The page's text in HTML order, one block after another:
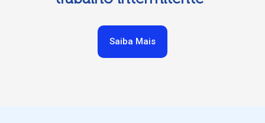
Saiba Mais